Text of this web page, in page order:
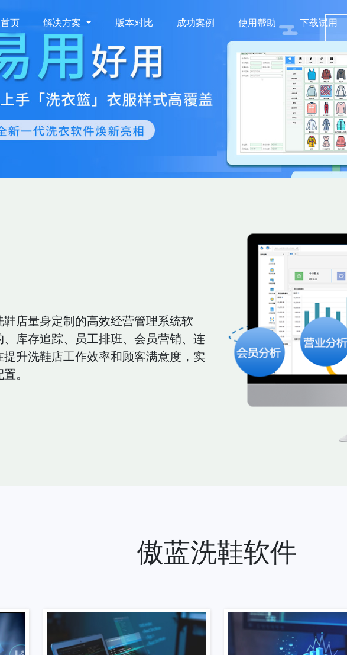
首页 解决方案 版本对比 成功案例 使用帮助 下载试用
店量身定制的高效经营管理系统软
库存追踪、员工排班、会员营销、连
升洗鞋店工作效率和顾客满意度，实
。
傲蓝洗鞋软件